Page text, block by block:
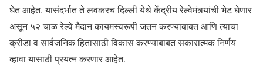
घेत आहेत. यासंदर्भात ते लवकरच दिल्ली येथे केंद्रीय रेल्वेमंत्र्यांची भेट घेणार
असून ५२ चाळ रेल्वे मैदान कायमस्वरूपी जतन करण्याबाबत आणि त्याचा
क्रीडा व सार्वजनिक हितासाठी विकास करण्याबाबत सकारात्मक निर्णय
व्हावा यासाठी प्रयत्न करणार आहेत.